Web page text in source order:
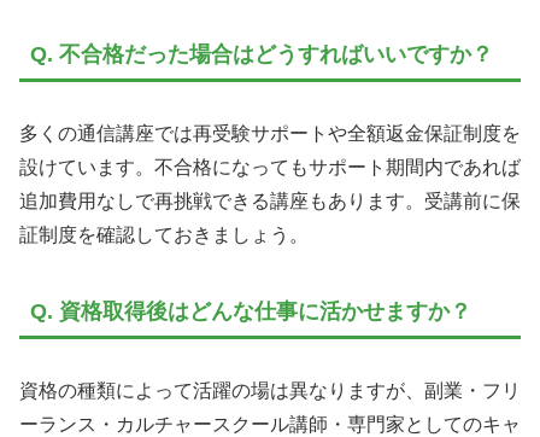
Q. 不合格だった場合はどうすればいいですか？
多くの通信講座では再受験サポートや全額返金保証制度を
設けています。不合格になってもサポート期間内であれば
追加費用なしで再挑戦できる講座もあります。受講前に保
証制度を確認しておきましょう。
Q. 資格取得後はどんな仕事に活かせますか？
資格の種類によって活躍の場は異なりますが、副業・フリ
ーランス・カルチャースクール講師・専門家としてのキャ